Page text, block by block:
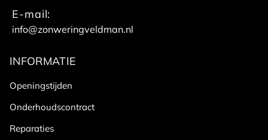
E-mail:
info@zonweringveldman.nl
INFORMATIE
Openingstijden
Onderhoudscontract
Reparaties